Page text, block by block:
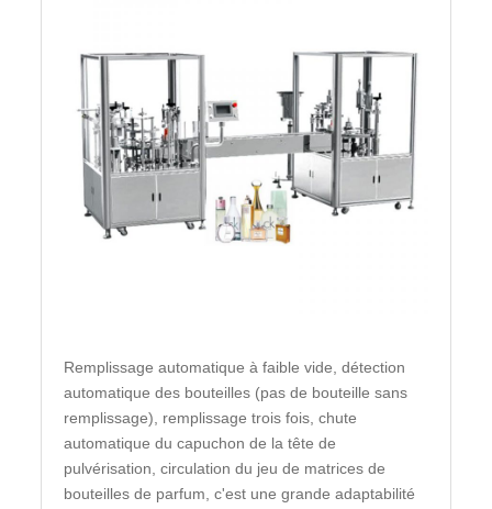
Remplissage automatique à faible vide, détection
automatique des bouteilles (pas de bouteille sans
remplissage), remplissage trois fois, chute
automatique du capuchon de la tête de
pulvérisation, circulation du jeu de matrices de
bouteilles de parfum, c'est une grande adaptabilité